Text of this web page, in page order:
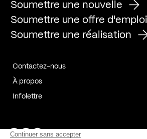
Soumettre une nouvelle
Soumettre une offre d'emploi
Soumettre une réalisation
Contactez-nous
À propos
Infolettre
Page Facebook de Kollectif
Page Instagram de Kollectif
Page Linkedin de Kollectif